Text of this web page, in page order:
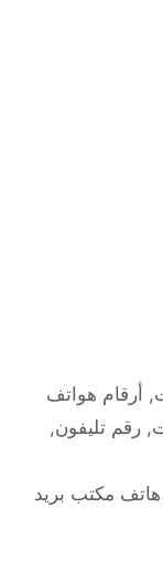
, أرقام هواتف
, رقم تليفون,
مكتب بريد